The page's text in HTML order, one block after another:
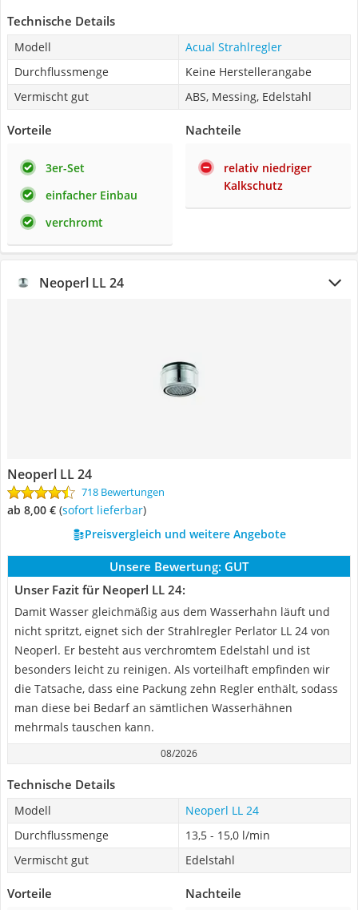
Technische Details
Modell
Acual Strahlregler
Durchflussmenge
Keine Herstellerangabe
Vermischt gut
ABS, Messing, Edelstahl
Vorteile
3er-Set
einfacher Einbau
verchromt
Nachteile
relativ niedriger
Kalkschutz
Neoperl LL 24
Neoperl LL 24
718 Bewertungen
ab 8,00 € ( Sofort lieferbar)
Preisvergleich und weitere Angebote
Unsere Bewertung: GUT
Unser Fazit für Neoperl LL 24:
Damit Wasser gleichmäßig aus dem Wasserhahn läuft und
nicht spritzt, eignet sich der Strahlregler Perlator LL 24 von
Neoperl. Er besteht aus verchromtem Edelstahl und ist
besonders leicht zu reinigen. Als vorteilhaft empfinden wir
die Tatsache, dass eine Packung zehn Regler enthält, sodass
man diese bei Bedarf an sämtlichen Wasserhähnen
mehrmals tauschen kann.
08/2026
Technische Details
Modell
Neoperl LL 24
Durchflussmenge
13,5 - 15,0 l/min
Vermischt gut
Edelstahl
Vorteile Nachteile